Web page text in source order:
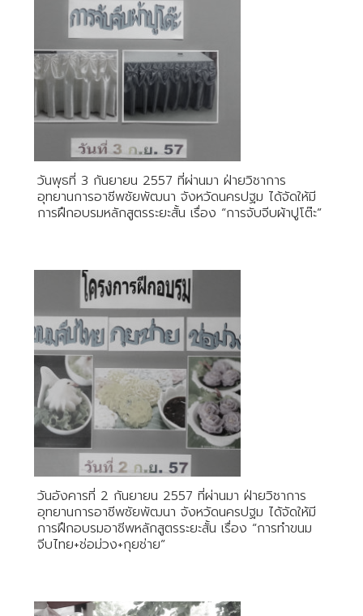
วันพุธที่ 3 กันยายน 2557 ที่ผ่านมา ฝ่ายวิชาการ
อุทยานการอาชีพชัยพัฒนา จังหวัดนครปฐม ได้จัดให้มี
การฝึกอบรมหลักสูตรระยะสั้น เรื่อง “การจับจีบผ้าปูโต๊ะ”
วันอังคารที่ 2 กันยายน 2557 ที่ผ่านมา ฝ่ายวิชาการ
อุทยานการอาชีพชัยพัฒนา จังหวัดนครปฐม ได้จัดให้มี
การฝึกอบรมอาชีพหลักสูตรระยะสั้น เรื่อง “การทำขนม
จีบไทย+ช่อม่วง+กุยช่าย”